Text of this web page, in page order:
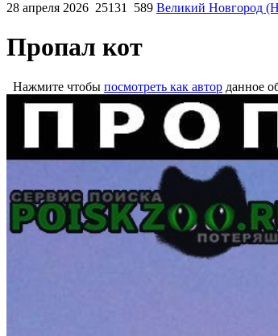
28 апреля 2026 25131 589 Великий Новгород
Пропал кот
Нажмите чтобы посмотреть как автор данное